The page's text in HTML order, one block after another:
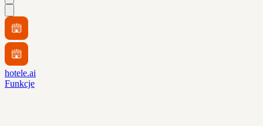
hotele.ai
Funkcje